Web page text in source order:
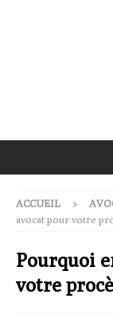
ACCUEIL
avocat pour votre
Pourquoi
votre